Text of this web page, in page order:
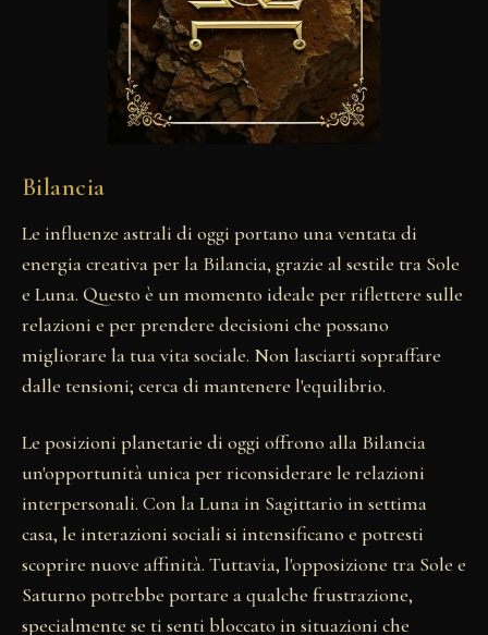
Bilancia
Le influenze astrali di oggi portano una ventata di
energia creativa per la Bilancia, grazie al sestile tra Sole
e Luna. Questo è un momento ideale per riflettere sulle
relazioni e per prendere decisioni che possano
migliorare la tua vita sociale. Non lasciarti sopraffare
dalle tensioni; cerca di mantenere l'equilibrio.
Le posizioni planetarie di oggi offrono alla Bilancia
un'opportunità unica per riconsiderare le relazioni
interpersonali. Con la Luna in Sagittario in settima
casa, le interazioni sociali si intensificano e potresti
scoprire nuove affinità. Tuttavia, l'opposizione tra Sole e
Saturno potrebbe portare a qualche frustrazione,
specialmente se ti senti bloccato in situazioni che